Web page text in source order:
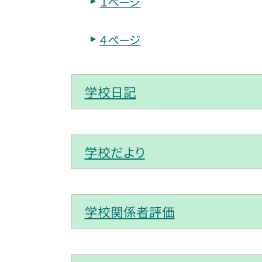
４ページ
学校日記
学校だより
学校関係者評価